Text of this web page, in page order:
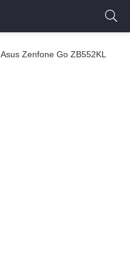
Asus Zenfone Go ZB552KL